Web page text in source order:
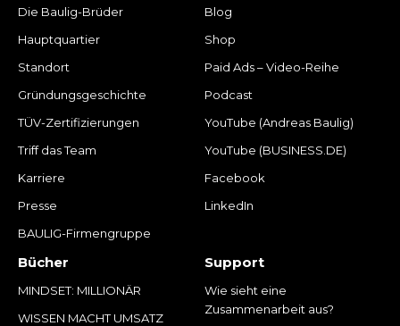
Die Baulig-Brüder
Hauptquartier
Standort
Gründungsgeschichte
TÜV-Zertifizierungen
Triff das Team
Karriere
Presse
BAULIG-Firmengruppe
Blog
Shop
Paid Ads – Video-Reihe
Podcast
YouTube (Andreas Baulig)
YouTube (BUSINESS.DE)
Facebook
LinkedIn
Bücher
MINDSET: MILLIONÄR
WISSEN MACHT UMSATZ
Support
Wie sieht eine
Zusammenarbeit aus?